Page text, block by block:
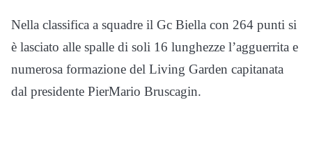
Nella classifica a squadre il Gc Biella con 264 punti si
è lasciato alle spalle di soli 16 lunghezze l’agguerrita e
numerosa formazione del Living Garden capitanata
dal presidente PierMario Bruscagin.